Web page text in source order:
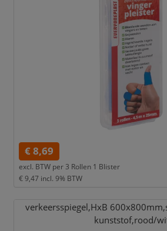
€ 8,69
excl. BTW per 3 Rollen 1 Blister
€ 9,47 incl. 9% BTW
verkeersspiegel,HxB 600x800mm,
kunststof,rood/